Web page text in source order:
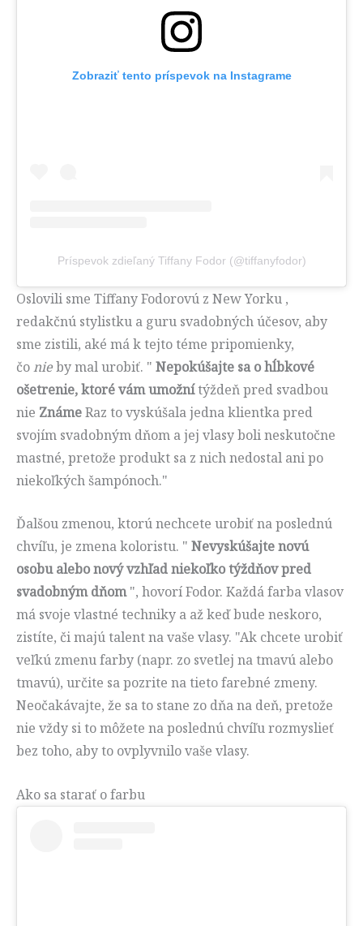
Zobraziť tento príspevok na Instagrame
Príspevok zdieľaný Tiffany Fodor (@tiffanyfodor)
Oslovili sme Tiffany Fodorovú z New Yorku ,
redakčnú stylistku a guru svadobných účesov, aby
sme zistili, aké má k tejto téme pripomienky,
čonieby mal urobiť. " Nepokúšajte sa o hĺbkové
ošetrenie, ktoré vám umožnítýždeň pred svadbou
nie ZnámeRaz to vyskúšala jedna klientka pred
svojím svadobným dňom a jej vlasy boli neskutočne
mastné, pretože produkt sa z nich nedostal ani po
niekoľkých šampónoch."
Ďalšou zmenou, ktorú nechcete urobiť na poslednú
chvíľu, je zmena koloristu. " Nevyskúšajte novú
osobu alebo nový vzhľad niekoľko týždňov pred
svadobným dňom", hovorí Fodor. Každá farba vlasov
má svoje vlastné techniky a až keď bude neskoro,
zistíte, či majú talent na vaše vlasy. "Ak chcete urobiť
veľkú zmenu farby (napr. zo svetlej na tmavú alebo
tmavú), určite sa pozrite na tieto farebné zmeny.
Neočakávajte, že sa to stane zo dňa na deň, pretože
nie vždy si to môžete na poslednú chvíľu rozmyslieť
bez toho, aby to ovplyvnilo vaše vlasy.
Ako sa starať o farbu